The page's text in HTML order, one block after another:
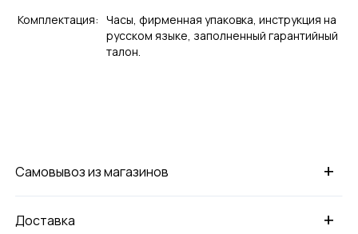
Комплектация: Часы, фирменная упаковка, инструкция на
русском языке, заполненный гарантийный
талон.
+
Самовывоз из магазинов
+
Доставка